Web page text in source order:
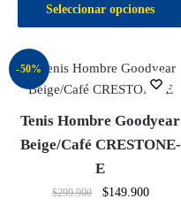
Seleccionar opciones
-50%
Tenis Hombre Goodyear
Beige/Café CRESTONE-
E
$299.900 $149.900